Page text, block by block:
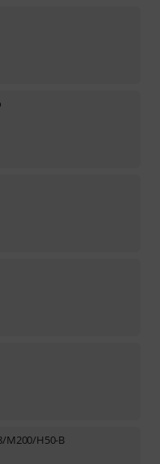
M200/H50-B